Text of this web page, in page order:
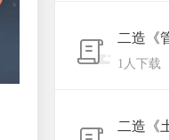
班主任+助教+导
二造《
1人下载
二造《